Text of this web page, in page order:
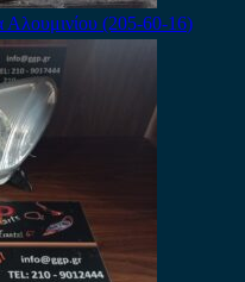
(205-60-16)